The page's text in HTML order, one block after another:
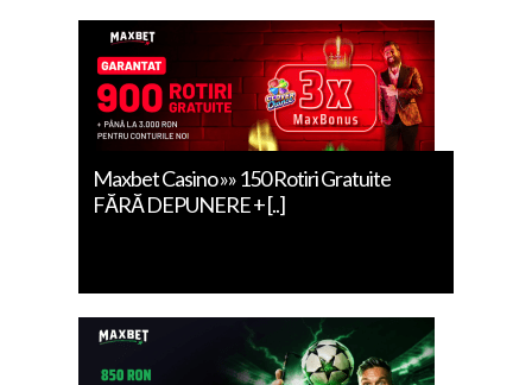
Maxbet Casino »» 150 Rotiri Gratuite
FĂRĂ DEPUNERE + [..]